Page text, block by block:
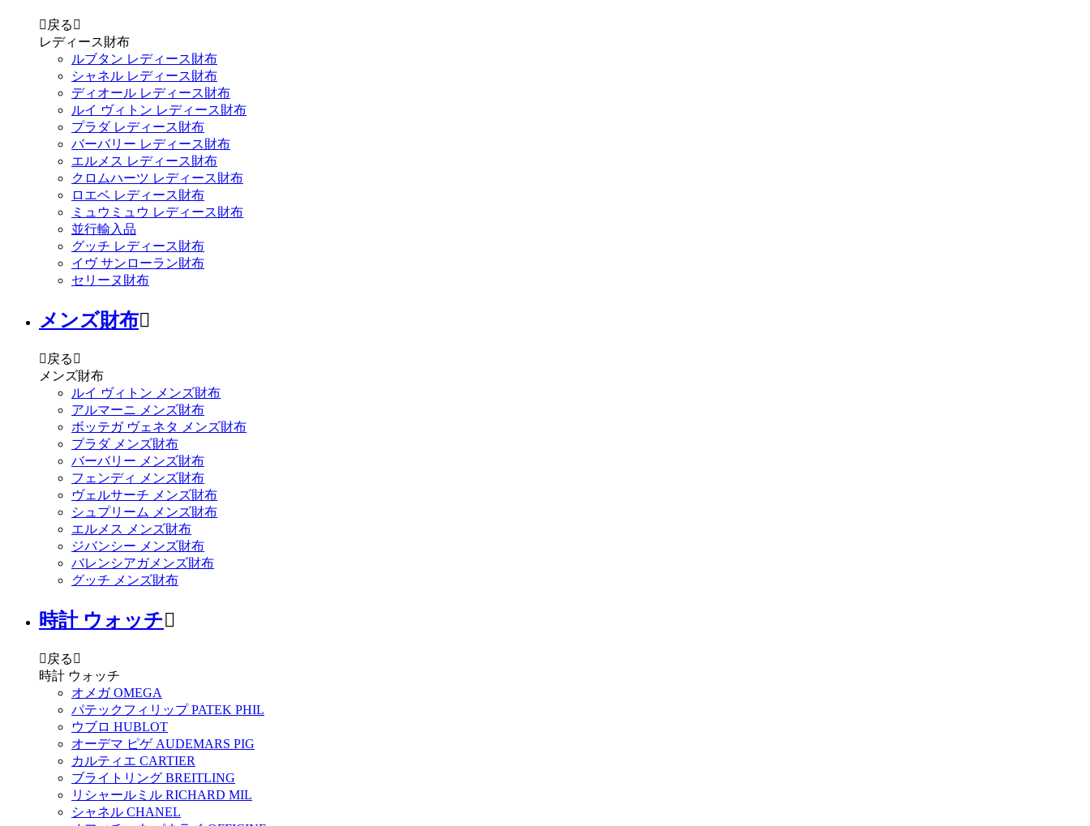
 戻る 
レディース財布
ルブタン レディース財布
シャネル レディース財布
ディオール レディース財布
ルイ ヴィトン レディース財布
プラダ レディース財布
バーバリー レディース財布
エルメス レディース財布
クロムハーツ レディース財布
ロエベ レディース財布
ミュウミュウ レディース財布
並行輸入品
グッチ レディース財布
イヴ サンローラン財布
セリーヌ財布
メンズ財布
 戻る 
メンズ財布
ルイ ヴィトン メンズ財布
アルマーニ メンズ財布
ボッテガ ヴェネタ メンズ財布
プラダ メンズ財布
バーバリー メンズ財布
フェンディ メンズ財布
ヴェルサーチ メンズ財布
シュプリーム メンズ財布
エルメス メンズ財布
ジバンシー メンズ財布
バレンシアガメンズ財布
グッチ メンズ財布
時計 ウォッチ
 戻る 
時計 ウォッチ
オメガ OMEGA
パテックフィリップ PATEK PHIL
ウブロ HUBLOT
オーデマ ピゲ AUDEMARS PIG
カルティエ CARTIER
ブライトリング BREITLING
リシャールミル RICHARD MIL
シャネル CHANEL